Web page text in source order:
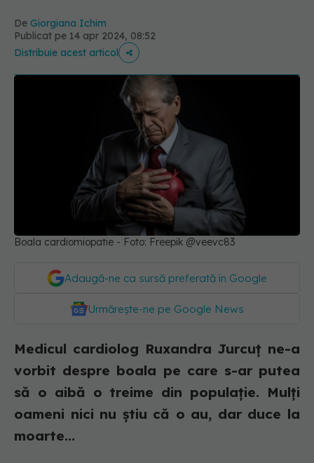
De Giorgiana Ichim
Publicat pe 14 apr 2024, 08:52
Distribuie acest articol
Boala cardiomiopatie - Foto: Freepik @veevc83
Adaugă-ne ca sursă preferată în Google
Urmărește-ne pe Google News
Medicul cardiolog Ruxandra Jurcuț ne-a
vorbit despre boala pe care s-ar putea
să o aibă o treime din populație. Mulți
oameni nici nu știu că o au, dar duce la
moarte...